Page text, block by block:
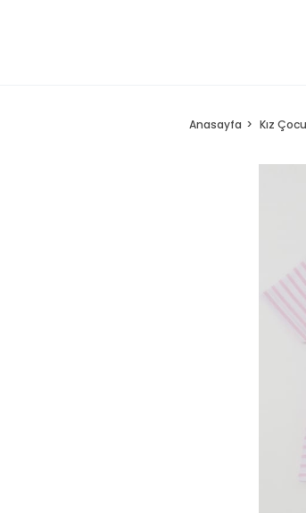
Anasayfa Kız